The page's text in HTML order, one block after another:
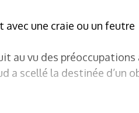
une craie ou un feutre
au vu des
a scellé la destinée d’un